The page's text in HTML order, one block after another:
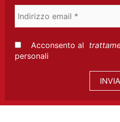
email
Acconsento al
personali